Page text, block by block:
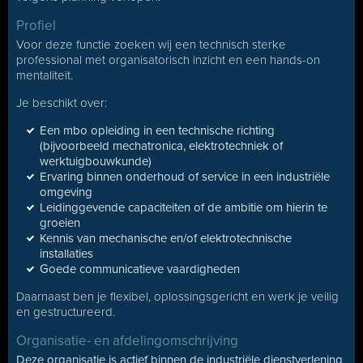
Profiel
Voor deze functie zoeken wij een technisch sterke
professional met organisatorisch inzicht en een hands-on
mentaliteit.
Je beschikt over:
Een mbo opleiding in een technische richting
(bijvoorbeeld mechatronica, elektrotechniek of
werktuigbouwkunde)
Ervaring binnen onderhoud of service in een industriële
omgeving
Leidinggevende capaciteiten of de ambitie om hierin te
groeien
Kennis van mechanische en/of elektrotechnische
installaties
Goede communicatieve vaardigheden
Daarnaast ben je flexibel, oplossingsgericht en werk je veilig
en gestructureerd.
Organisatie- en afdelingomschrijving
Deze organisatie is actief binnen de industriële dienstverlening